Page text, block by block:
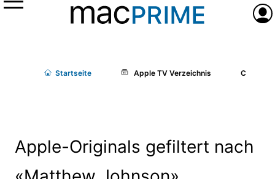
Menü
Startseite Apple TV Verzeichnis Cast/
Apple-Originals gefiltert nach